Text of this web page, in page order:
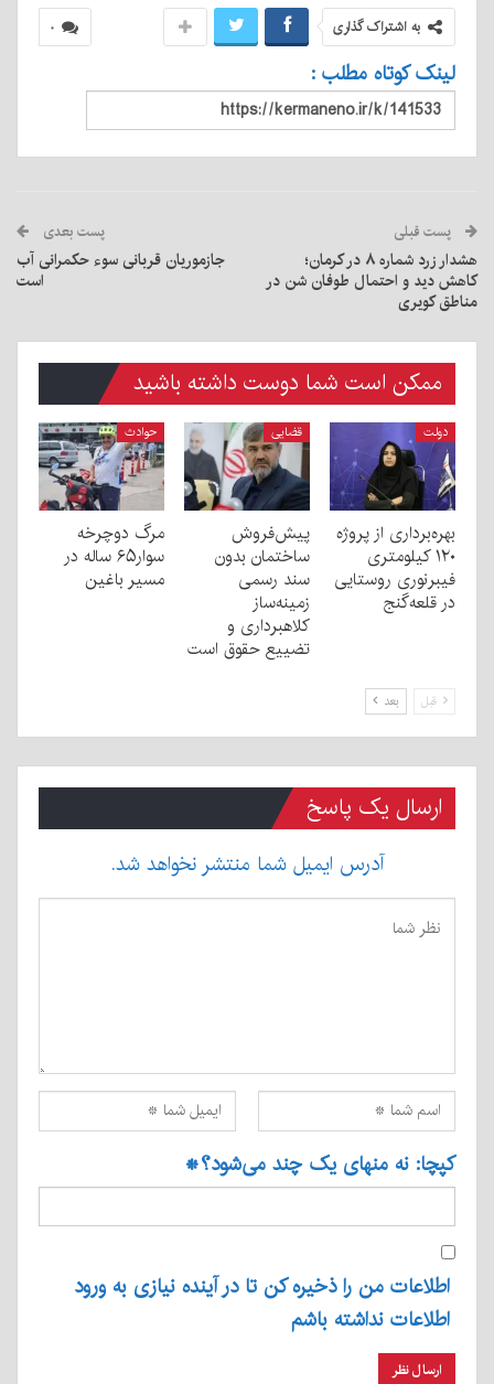
۰ به اشتراک گذاری
لینک کوتاه مطلب :
پست قبلی
هشدار زرد شماره ۸ در کرمان؛
کاهش دید و احتمال طوفان شن در
مناطق کویری
پست بعدی
جازموریان قربانی سوء حکمرانی آب
است
ممکن است شما دوست داشته باشید
دولت
بهره‌برداری از پروژه
۱۲۰ کیلومتری
فیبرنوری روستایی
در قلعه‌گنج
قضایی
پیش‌فروش
ساختمان بدون
سند رسمی
زمینه‌ساز
کلاهبرداری و
تضییع حقوق است
حوادث
مرگ دوچرخه
سوار۶۵ ساله در
مسیر باغین
قبل بعد
ارسال یک پاسخ
آدرس ایمیل شما منتشر نخواهد شد.
کپچا: نه منهای یک چند می‌شود؟*
اطلاعات من را ذخیره کن تا در آینده نیازی به ورود
اطلاعات نداشته باشم